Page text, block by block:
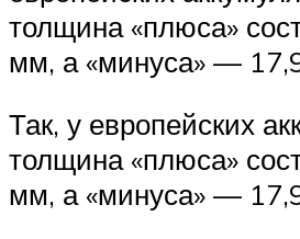
толщина «плюса»
мм, а «минуса» —
Так, у европейских
толщина «плюса»
мм, а «минуса» —